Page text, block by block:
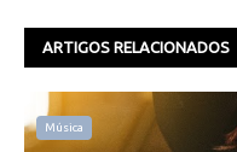
ARTIGOS RELACIONADOS
Música